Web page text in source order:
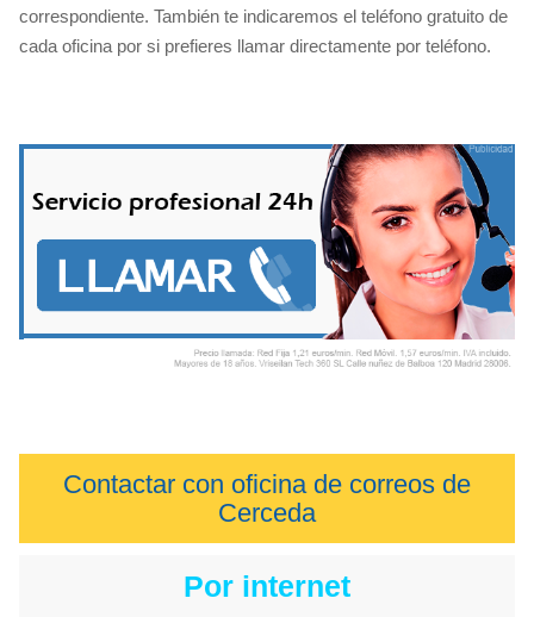
correspondiente. También te indicaremos el teléfono gratuito de
cada oficina por si prefieres llamar directamente por teléfono.
Contactar con oficina de correos de
Cerceda
Por internet